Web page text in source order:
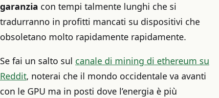
garanzia con tempi talmente lunghi che si
tradurranno in profitti mancati su dispositivi che
obsoletano molto rapidamente rapidamente.
Se fai un salto sul canale di mining di ethereum su
Reddit, noterai che il mondo occidentale va avanti
con le GPU ma in posti dove l’energia è più